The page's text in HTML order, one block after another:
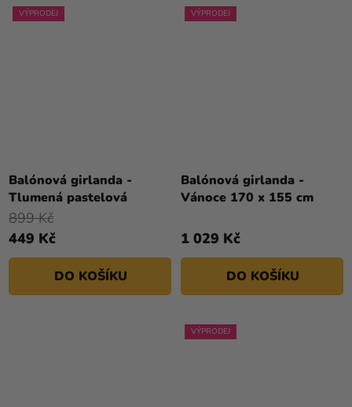
VÝPRODEJ
Balónová girlanda -
Tlumená pastelová
449 Kč
899 Kč
DO KOŠÍKU
VÝPRODEJ
Balónová girlanda -
Vánoce 170 x 155 cm
1 029 Kč
DO KOŠÍKU
VÝPRODEJ